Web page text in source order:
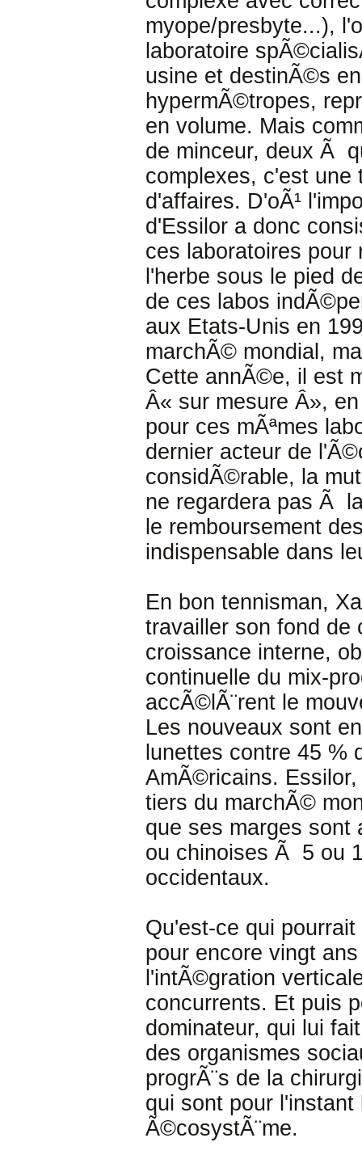
myope/presbyte...),
laboratoire
usine et destinÃ©s
hypermÃ©tropes,
en volume. Mais
de minceur, deux Ã
complexes, c'est une
d'affaires. D'oÃ¹
d'Essilor a donc
ces laboratoires
l'herbe sous le pied
de ces labos
aux Etats-Unis en
marchÃ© mondial,
Cette annÃ©e, il est
Â« sur mesure Â»,
pour ces mÃªmes
dernier acteur de
considÃ©rable, la
ne regardera pas Ã
le remboursement
indispensable dans
En bon tennisman,
travailler son fond de
croissance interne,
continuelle du mix-
accÃ©lÃ¨rent le
Les nouveaux sont
lunettes contre 45 %
AmÃ©ricains.
tiers du marchÃ©
que ses marges sont
ou chinoises Ã 5 ou
occidentaux.
Qu'est-ce qui
pour encore vingt
l'intÃ©gration
concurrents. Et puis
dominateur, qui lui
des organismes
progrÃ¨s de la
qui sont pour l'instant
Ã©cosystÃ¨me.